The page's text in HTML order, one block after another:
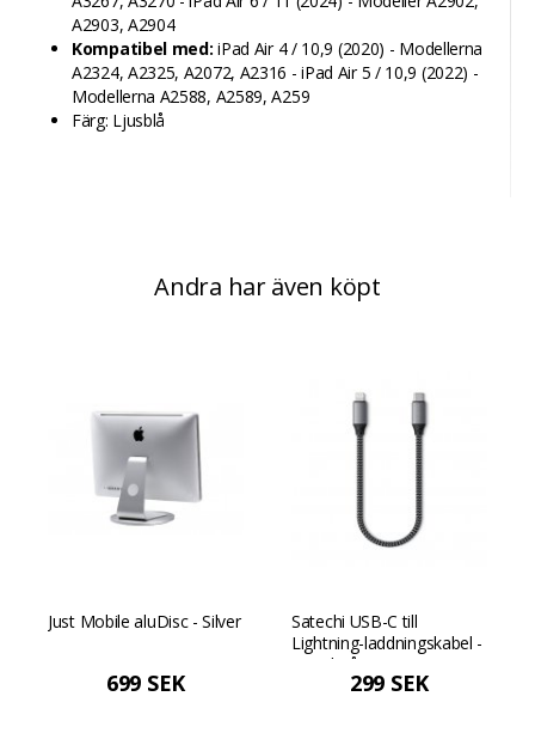
A2903, A2904
Kompatibel med:iPad Air 4 / 10,9 (2020) - Modellerna
A2324, A2325, A2072, A2316 - iPad Air 5 / 10,9 (2022) -
Modellerna A2588, A2589, A259
Färg: Ljusblå
Andra har även köpt
Just Mobile aluDisc - Silver
699 SEK
Satechi USB-C till
Lightning-laddningskabel -
Rymdgrå
299 SEK